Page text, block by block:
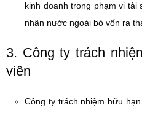
kinh doanh trong phạm vi tài
nhân nước ngoài bỏ vốn ra
3. Công ty trách
viên
Công ty trách nhiệm hữu